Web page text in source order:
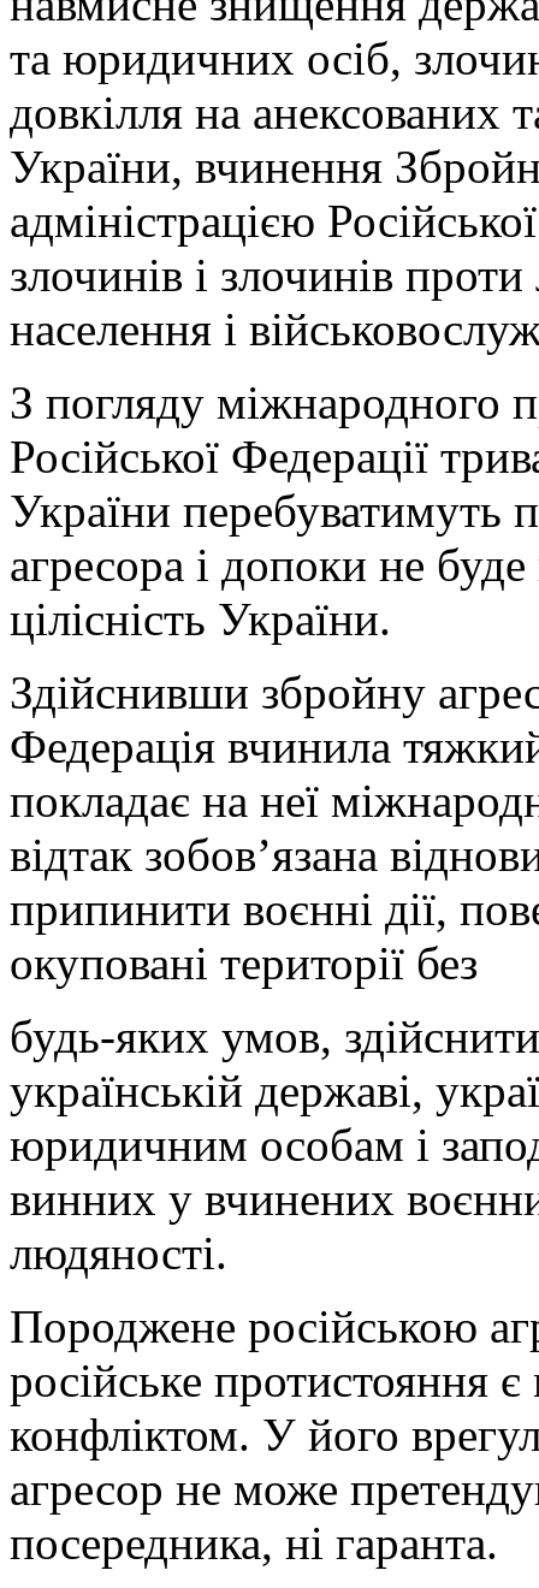
та юридичних осіб,
довкілля на анексованих
України, вчинення
адміністрацією
злочинів і злочинів
населення і
З погляду міжнародного
Російської Федерації
України перебуватимуть
агресора і допоки не
цілісність України.
Здійснивши збройну
Федерація вчинила
покладає на неї
відтак зобов’язана
припинити воєнні дії,
окуповані території без
будь-яких умов,
українській державі,
юридичним особам і
винних у вчинених
людяності.
Породжене російською
російське протистояння
конфліктом. У його
агресор не може
посередника, ні гаранта.